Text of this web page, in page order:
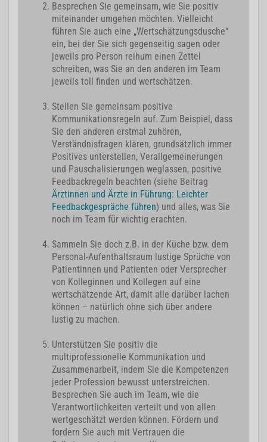
Besprechen Sie gemeinsam, wie Sie positiv
miteinander umgehen möchten. Vielleicht
führen Sie auch eine „Wertschätzungsdusche“
ein, bei der Sie sich gegenseitig sagen oder
jeweils pro Person reihum einen Zettel
schreiben, was Sie an den anderen im Team
jeweils toll finden und wertschätzen.
Stellen Sie gemeinsam positive
Kommunikationsregeln auf. Zum Beispiel, dass
Sie den anderen erstmal zuhören,
Verständnisfragen klären, grundsätzlich immer
Positives unterstellen, Verallgemeinerungen
und Pauschalisierungen weglassen, positive
Feedbackregeln beachten (siehe Beitrag
Ärztinnen und Ärzte in Führung: Leichter
Feedbackgespräche führen) und alles, was Sie
noch im Team für wichtig erachten.
Sammeln Sie doch z.B. in der Küche bzw. dem
Personal-Aufenthaltsraum lustige Sprüche von
Patientinnen und Patienten oder Versprecher
von Kolleginnen und Kollegen auf eine
wertschätzende Art, damit alle darüber lachen
können – natürlich ohne sich über andere
lustig zu machen.
Unterstützen Sie positiv die
multiprofessionelle Kommunikation und
Zusammenarbeit, indem Sie die Kompetenzen
jeder Profession bewusst unterstreichen.
Besprechen Sie auch im Team, wie die
Verantwortlichkeiten verteilt und von allen
wertgeschätzt werden können. Fördern und
fordern Sie auch mit Vertrauen die